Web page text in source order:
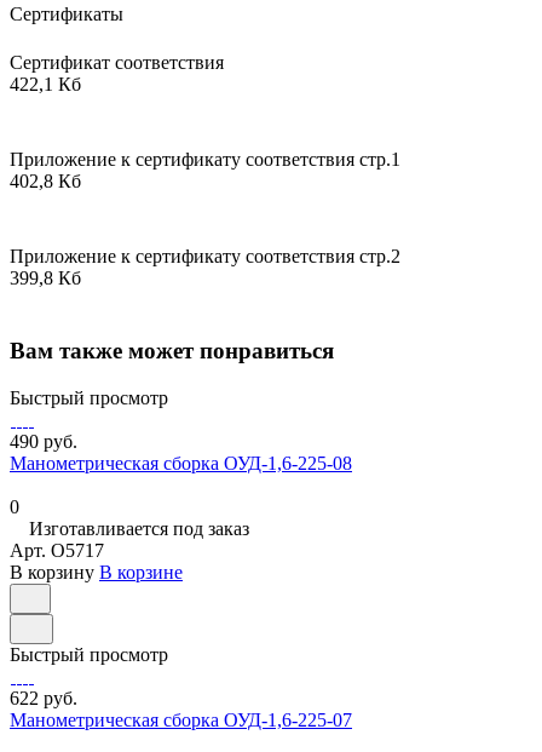
Сертификаты
Сертификат соответствия
422,1 Кб
Приложение к сертификату соответствия стр.1
402,8 Кб
Приложение к сертификату соответствия стр.2
399,8 Кб
Вам также может понравиться
Быстрый просмотр
490 руб.
Манометрическая сборка ОУД-1,6-225-08
0
Изготавливается под заказ
Арт. O5717
В корзину В корзине
Быстрый просмотр
622 руб.
Манометрическая сборка ОУД-1,6-225-07